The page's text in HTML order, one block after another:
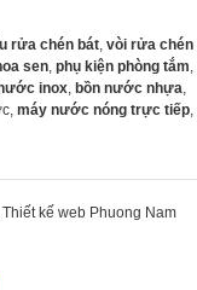
rửa chén bát, vòi rửa chén
sen, phụ kiện phòng tắm,
inox, bồn nước nhựa,
máy nước nóng trực tiếp,
Thiết kế web Phuong Nam